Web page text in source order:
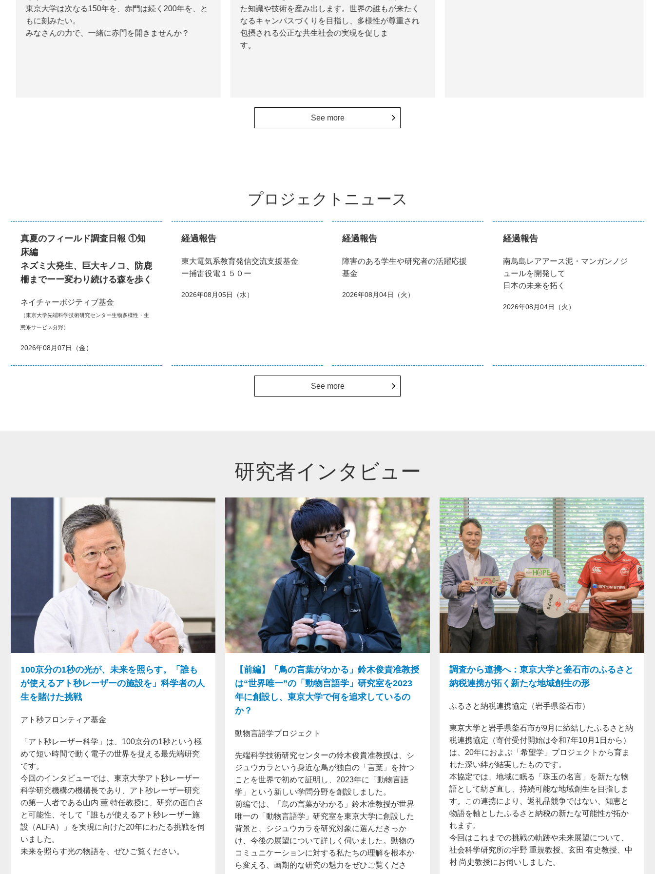
東京大学は次なる150年を、赤門は続く200年を、と
もに刻みたい。
みなさんの力で、一緒に赤門を開きませんか？
た知識や技術を産み出します。世界の誰もが来たく
なるキャンパスづくりを目指し、多様性が尊重され
包摂される公正な共生社会の実現を促しま
す。
See more
プロジェクトニュース
真夏のフィールド調査日報 ①知
床編
ネズミ大発生、巨大キノコ、防鹿
柵までーー変わり続ける森を歩く
ネイチャーポジティブ基金
（東京大学先端科学技術研究センター生物多様性・生
態系サービス分野）
2026年08月07日（金）
経過報告
東大電気系教育発信交流支援基金
ー捕雷役電１５０ー
2026年08月05日（水）
経過報告
障害のある学生や研究者の活躍応援
基金
2026年08月04日（火）
経過報告
南鳥島レアアース泥・マンガンノジ
ュールを開発して
日本の未来を拓く
2026年08月04日（火）
See more
研究者インタビュー
100京分の1秒の光が、未来を照らす。「誰も
が使えるアト秒レーザーの施設を」科学者の人
生を賭けた挑戦
アト秒フロンティア基金
「アト秒レーザー科学」は、100京分の1秒という極
めて短い時間で動く電子の世界を捉える最先端研究
です。
今回のインタビューでは、東京大学アト秒レーザー
科学研究機構の機構長であり、アト秒レーザー研究
の第一人者である山内 薫 特任教授に、研究の面白さ
と可能性、そして「誰もが使えるアト秒レーザー施
設（ALFA）」を実現に向けた20年にわたる挑戦を伺
いました。
未来を照らす光の物語を、ぜひご覧ください。
【前編】「鳥の言葉がわかる」鈴木俊貴准教授
は“世界唯一”の「動物言語学」研究室を2023
年に創設し、東京大学で何を追求しているの
か？
動物言語学プロジェクト
先端科学技術研究センターの鈴木俊貴准教授は、シ
ジュウカラという身近な鳥が独自の「言葉」を持つ
ことを世界で初めて証明し、2023年に「動物言語
学」という新しい学問分野を創設しました。
前編では、「鳥の言葉がわかる」鈴木准教授が世界
唯一の「動物言語学」研究室を東京大学に創設した
背景と、シジュウカラを研究対象に選んだきっか
け、今後の展望について詳しく伺いました。動物の
コミュニケーションに対する私たちの理解を根本か
ら変える、画期的な研究の魅力をぜひご覧くださ
調査から連携へ：東京大学と釜石市のふるさと
納税連携が拓く新たな地域創生の形
ふるさと納税連携協定（岩手県釜石市）
東京大学と岩手県釜石市が9月に締結したふるさと納
税連携協定（寄付受付開始は令和7年10月1日から）
は、20年におよぶ「希望学」プロジェクトから育ま
れた深い絆が結実したものです。
本協定では、地域に眠る「珠玉の名言」を新たな物
語として紡ぎ直し、持続可能な地域創生を目指しま
す。この連携により、返礼品競争ではない、知恵と
物語を軸としたふるさと納税の新たな可能性が拓か
れます。
今回はこれまでの挑戦の軌跡や未来展望について、
社会科学研究所の宇野 重規教授、玄田 有史教授、中
村 尚史教授にお伺いしました。